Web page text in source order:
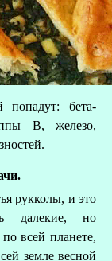
попадут: бета-
В, железо,
рукколы, и это
далекие, но
всей планете,
земле весной